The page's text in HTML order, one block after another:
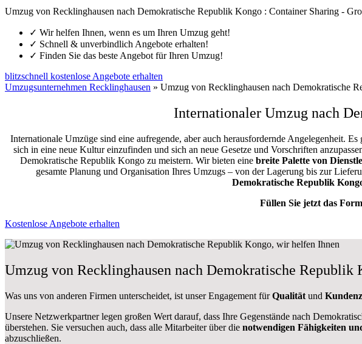
Umzug von Recklinghausen nach Demokratische Republik Kongo : Container Sharing -
✓ Wir helfen Ihnen, wenn es um Ihren Umzug geht!
✓ Schnell & unverbindlich Angebote erhalten!
✓ Finden Sie das beste Angebot für Ihren Umzug!
blitzschnell kostenlose Angebote erhalten
Umzugsunternehmen Recklinghausen » Umzug von Recklinghausen nach Demokratische
Internationaler Umzug nach
Internationale Umzüge sind eine aufregende, aber auch herausfordernde Angelegenheit.
sich in eine neue Kultur einzufinden und sich an neue Gesetze und Vorschriften
Demokratische Republik Kongo zu meistern. Wir bieten eine breite Palette von
gesamte Planung und Organisation Ihres Umzugs – von der Lagerung bis zur
Demokratische Republik
Füllen Sie jetzt das
Kostenlose Angebote erhalten
Umzug von Recklinghausen nach Demokratische Republik
Was uns von anderen Firmen unterscheidet, ist unser Engagement fürQualität und
Unsere Netzwerkpartner legen großen Wert darauf, dass Ihre Gegenstände nach
überstehen. Sie versuchen auch, dass alle Mitarbeiter über die notwendigen Fähigkeiten
abzuschließen.